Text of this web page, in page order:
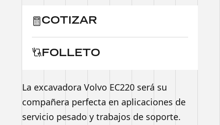
La excavadora Volvo EC220 será su
compañera perfecta en aplicaciones de
servicio pesado y trabajos de soporte.
COTIZAR
FOLLETO